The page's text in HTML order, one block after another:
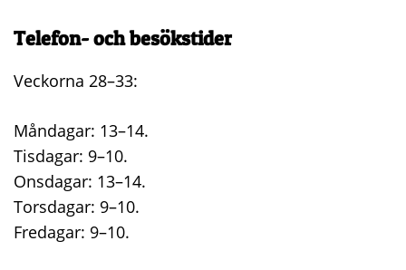
Telefon- och besökstider
Veckorna 28–33:
Måndagar: 13–14.
Tisdagar: 9–10.
Onsdagar: 13–14.
Torsdagar: 9–10.
Fredagar: 9–10.